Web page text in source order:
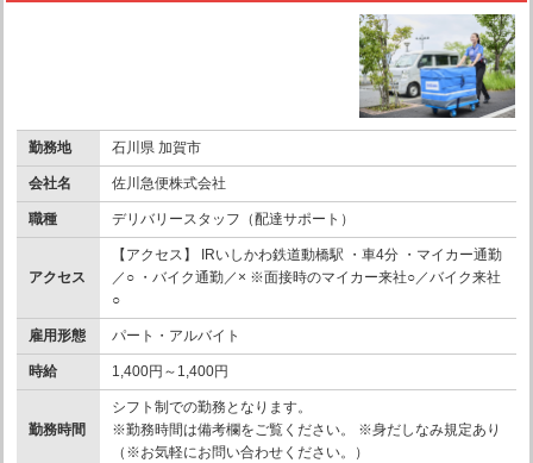
勤務地 石川県 加賀市
会社名 佐川急便株式会社
職種 デリバリースタッフ（配達サポート）
アクセス
【アクセス】 IRいしかわ鉄道動橋駅 ・車4分 ・マイカー通勤
／○ ・バイク通勤／× ※面接時のマイカー来社○／バイク来社
○
雇用形態 パート・アルバイト
時給 1,400円～1,400円
勤務時間
シフト制での勤務となります。
※勤務時間は備考欄をご覧ください。 ※身だしなみ規定あり
（※お気軽にお問い合わせください。）